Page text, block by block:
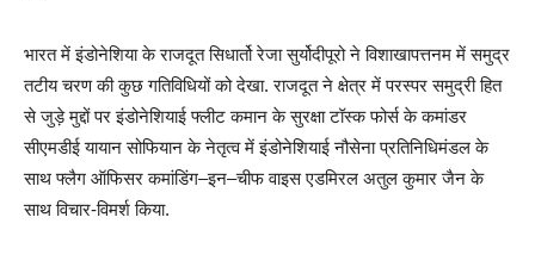
भारत में इंडोनेशिया के राजदूत सिधार्तो रेजा सुर्योदीपूरो ने विशाखापत्तनम में समुद्र
तटीय चरण की कुछ गतिविधियों को देखा. राजदूत ने क्षेत्र में परस्पर समुद्री हित
से जुड़े मुद्दों पर इंडोनेशियाई फ्लीट कमान के सुरक्षा टॉस्क फोर्स के कमांडर
सीएमडीई यायान सोफियान के नेतृत्व में इंडोनेशियाई नौसेना प्रतिनिधिमंडल के
साथ फ्लैग ऑफिसर कमांडिंग–इन–चीफ वाइस एडमिरल अतुल कुमार जैन के
साथ विचार-विमर्श किया.